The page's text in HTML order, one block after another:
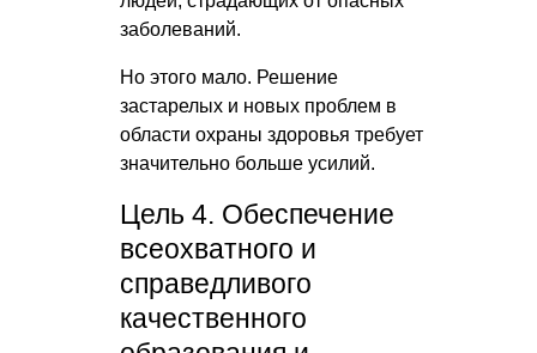
заболеваний.
Но этого мало. Решение
застарелых и новых проблем в
области охраны здоровья требует
значительно больше усилий.
Цель 4. Обеспечение
всеохватного и
справедливого
качественного